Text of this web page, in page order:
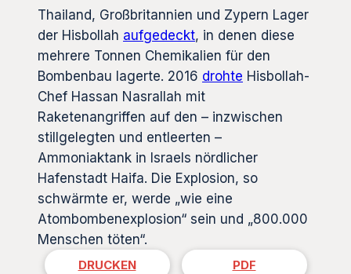
Thailand, Großbritannien und Zypern Lager
der Hisbollah aufgedeckt, in denen diese
mehrere Tonnen Chemikalien für den
Bombenbau lagerte. 2016 drohte Hisbollah-
Chef Hassan Nasrallah mit
Raketenangriffen auf den – inzwischen
stillgelegten und entleerten –
Ammoniaktank in Israels nördlicher
Hafenstadt Haifa. Die Explosion, so
schwärmte er, werde „wie eine
Atombombenexplosion“ sein und „800.000
Menschen töten“.
DRUCKEN PDF